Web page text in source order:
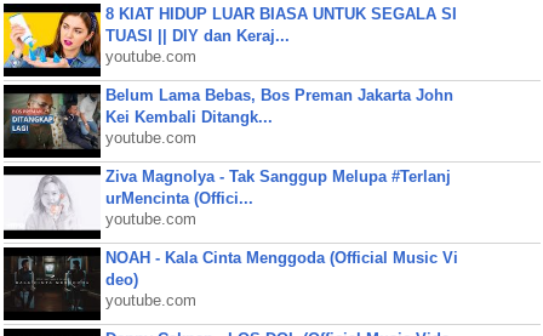
8 KIAT HIDUP LUAR BIASA UNTUK SEGALA SI
TUASI || DIY dan Keraj...
youtube.com
Belum Lama Bebas, Bos Preman Jakarta John
Kei Kembali Ditangk...
youtube.com
Ziva Magnolya - Tak Sanggup Melupa #Terlanj
urMencinta (Offici...
youtube.com
NOAH - Kala Cinta Menggoda (Official Music Vi
deo)
youtube.com